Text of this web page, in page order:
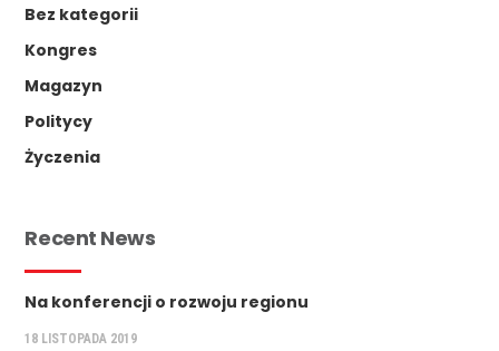
Bez kategorii
Kongres
Magazyn
Politycy
Życzenia
Recent News
Na konferencji o rozwoju regionu
18 LISTOPADA 2019